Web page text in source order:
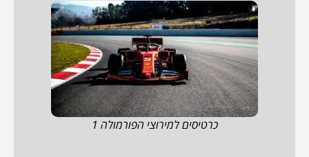
כרטיסים למירוצי הפורמולה 1